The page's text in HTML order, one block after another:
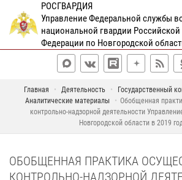
РОСГВАРДИЯ
Управление Федеральной службы
национальной гвардии Российской
Федерации по Новгородской
Главная Деятельность
Государственный
Аналитические материалы
Обобщенная
контрольно-надзорной деятельности
Новгородской области в 2019
ОБОБЩЕННАЯ ПРАКТИКА
КОНТРОЛЬНО-НАДЗОРНОЙ